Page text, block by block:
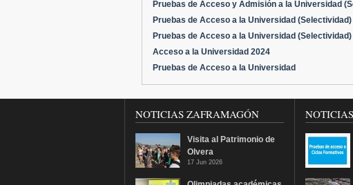
Pruebas de Acceso y Admisión a la Universidad
Pruebas de Acceso a la Universidad (Selectividad)
Pruebas de Acceso a la Universidad (Selectividad)
Acceso a la Universidad 2024
Pruebas de Acceso a la Universidad
NOTICIAS ZAFRAMAGÓN
Visita al Patrimonio de
Olvera
17 Jun 2026